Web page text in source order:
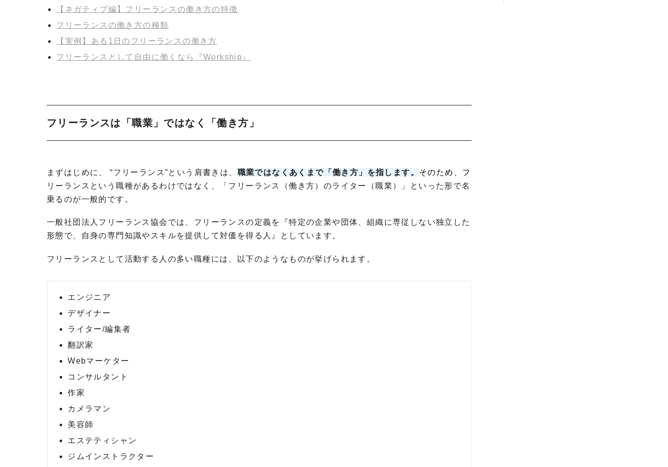
【ネガティブ編】フリーランスの働き方の特徴
フリーランスの働き方の種類
【実例】ある1日のフリーランスの働き方
フリーランスとして自由に働くなら『Workship』
フリーランスは「職業」ではなく「働き方」
まずはじめに、 “フリーランス”という肩書きは、 職業ではなくあくまで「働き方」を指します。 そのため、フ
リーランスという職種があるわけではなく、「フリーランス（働き方）のライター（職業）」といった形で名
乗るのが一般的です。
一般社団法人フリーランス協会では、フリーランスの定義を『特定の企業や団体、組織に専従しない独立した
形態で、自身の専門知識やスキルを提供して対価を得る人』としています。
フリーランスとして活動する人の多い職種には、以下のようなものが挙げられます。
エンジニア
デザイナー
ライター/編集者
翻訳家
Webマーケター
コンサルタント
作家
カメラマン
美容師
エステティシャン
ジムインストラクター